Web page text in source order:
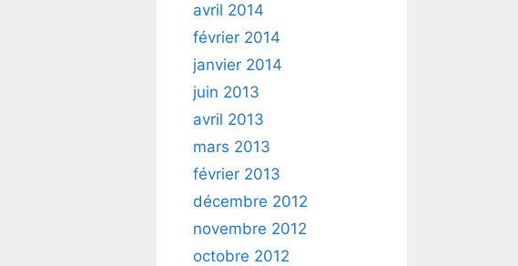
avril 2014
février 2014
janvier 2014
juin 2013
avril 2013
mars 2013
février 2013
décembre 2012
novembre 2012
octobre 2012